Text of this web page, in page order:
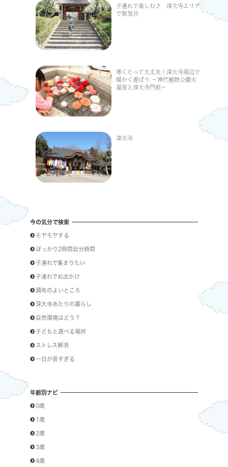
子連れで楽しむ♪ 深大寺エリア
で旅気分
寒くたって大丈夫！深大寺周辺で
暖かく遊ぼう ～神代植物公園大
温室と深大寺門前～
深大寺
今の気分で検索
モヤモヤする
ぽっかり2時間自分時間
子連れで集まりたい
子連れでお出かけ
調布のよいところ
深大寺あたりの暮らし
自然環境はどう？
子どもと遊べる場所
ストレス解消
一日が長すぎる
年齢別ナビ
0歳
1歳
2歳
3歳
4歳